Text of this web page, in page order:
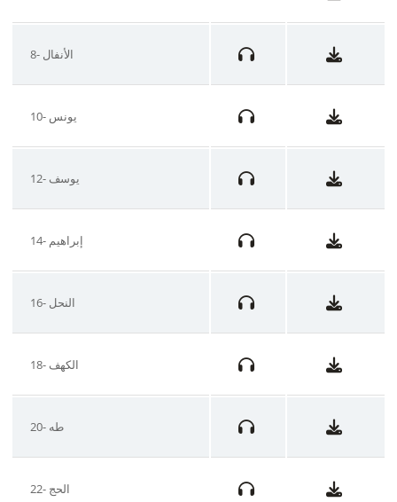
8- الأنفال
10- يونس
12- يوسف
14- إبراهيم
16- النحل
18- الكهف
20- طه
22- الحج